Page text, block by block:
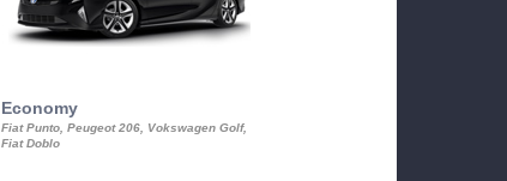
Economy
Fiat Punto, Peugeot 206, Vokswagen Golf,
Fiat Doblo